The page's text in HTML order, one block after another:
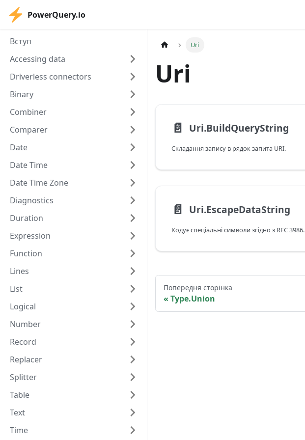
PowerQuery.io
Вступ
Accessing data
Driverless connectors
Binary
Combiner
Comparer
Date
Date Time
Date Time Zone
Diagnostics
Duration
Expression
Function
Lines
List
Logical
Number
Record
Replacer
Splitter
Table
Text
Time
Uri
Uri
📄️ Uri.BuildQueryString
Складання запису в рядок запита URI.
📄️ Uri.EscapeDataString
Кодує спеціальні символи згідно з RFC 3986.
Попередня сторінка
Type.Union